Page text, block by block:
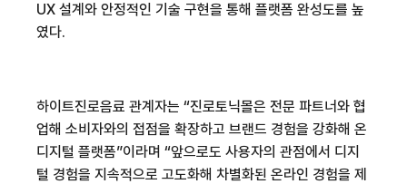
UX 설계와 안정적인 기술 구현을 통해 플랫폼 완성도를 높
였다.
하이트진로음료 관계자는 “진로토닉몰은 전문 파트너와 협
업해 소비자와의 접점을 확장하고 브랜드 경험을 강화해 온
디지털 플랫폼”이라며 “앞으로도 사용자의 관점에서 디지
털 경험을 지속적으로 고도화해 차별화된 온라인 경험을 제